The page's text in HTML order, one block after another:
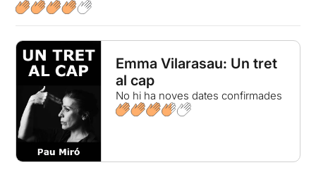
Emma Vilarasau: Un tret
al cap
No hi ha noves dates confirmades